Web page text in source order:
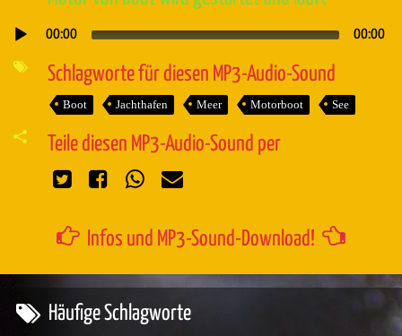
Audio-
00:00 00:00
Schlagworte für diesen MP3-Audio-Sound
Boot Jachthafen Meer Motorboot See
Teile diesen MP3-Audio-Sound per
Infos und MP3-Sound-Download!
Häufige Schlagworte